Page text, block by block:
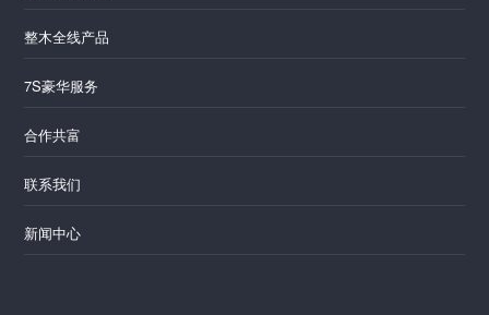
整木全线产品
7S豪华服务
合作共富
联系我们
新闻中心